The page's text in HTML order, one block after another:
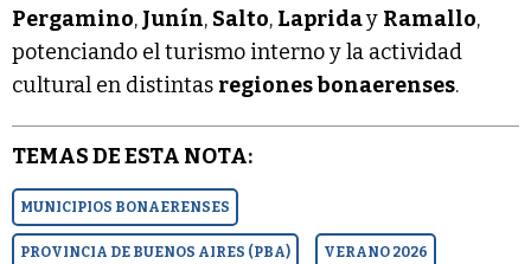
Pergamino, Junín, Salto, Lapriday Ramallo,
potenciando el turismo interno y la actividad
cultural en distintas regiones bonaerenses.
TEMAS DE ESTA NOTA:
MUNICIPIOS BONAERENSES
PROVINCIA DE BUENOS AIRES (PBA) VERANO 2026